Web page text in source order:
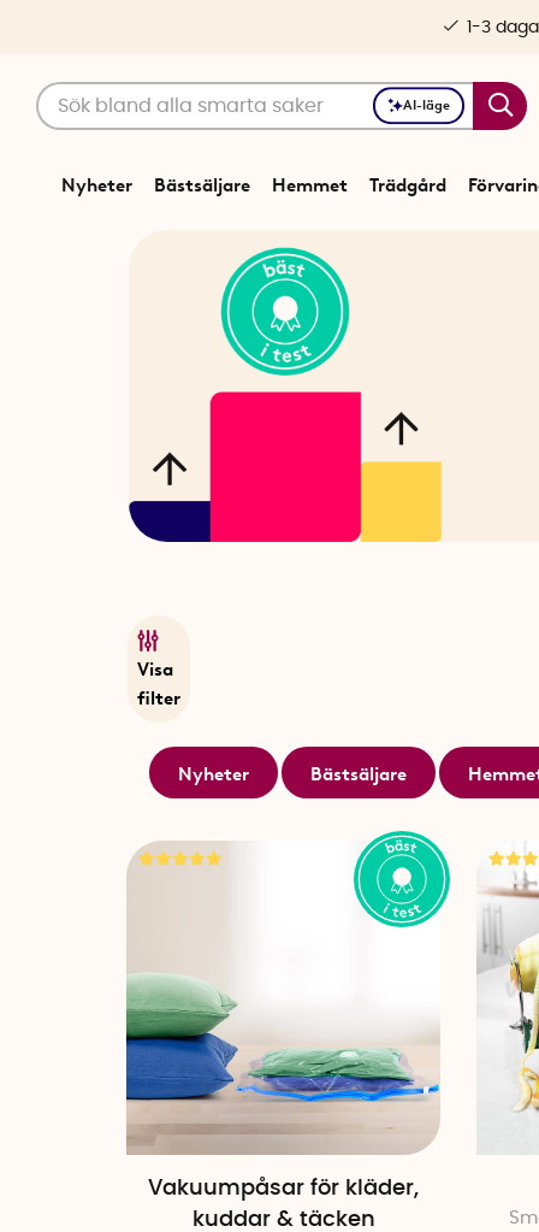
AI-läge
Nyheter Bästsäljare Hemmet Trädgård
1-3
Visa
filter
Nyheter Bästsäljare
Vakuumpåsar för kläder,
kuddar & täcken